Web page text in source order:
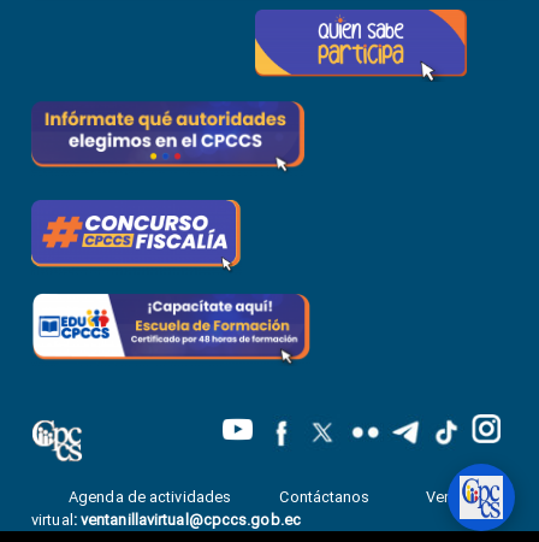
Agenda de actividades Contáctanos
Ventanilla
virtual : ventanillavirtual@cpccs.gob.ec